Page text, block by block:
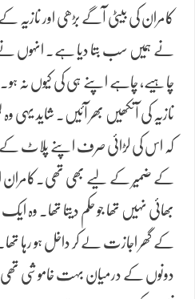
کامران کی بیٹی آگے بڑھی اور نازیہ
نے ہمیں سب بتا دیا ہے۔ انہوں نے
چاہیے، چاہے اپنے ہی کی کیوں نہ
نازیہ کی آنکھیں بھر آئیں۔ شاید یہی
کہ اس کی لڑائی صرف اپنے پلاٹ
کے ضمیر کے لیے بھی تھی۔کامران اندر
بھائی نہیں تھا جو حکم دیتا تھا۔ وہ
کے گھر اجازت لے کر داخل ہو رہا
دونوں کے درمیان بہت خاموشی